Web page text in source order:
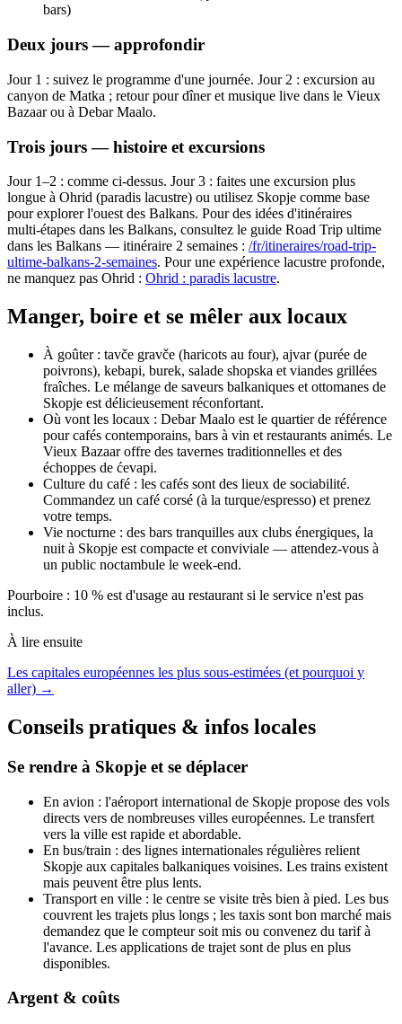
bars)
Deux jours — approfondir
Jour 1 : suivez le programme d'une journée. Jour 2 : excursion au
canyon de Matka ; retour pour dîner et musique live dans le Vieux
Bazaar ou à Debar Maalo.
Trois jours — histoire et excursions
Jour 1–2 : comme ci‑dessus. Jour 3 : faites une excursion plus
longue à Ohrid (paradis lacustre) ou utilisez Skopje comme base
pour explorer l'ouest des Balkans. Pour des idées d'itinéraires
multi‑étapes dans les Balkans, consultez le guide Road Trip ultime
dans les Balkans — itinéraire 2 semaines : /fr/itineraires/road-trip-
ultime-balkans-2-semaines. Pour une expérience lacustre profonde,
ne manquez pas Ohrid : Ohrid : paradis lacustre.
Manger, boire et se mêler aux locaux
À goûter : tavče gravče (haricots au four), ajvar (purée de
poivrons), kebapi, burek, salade shopska et viandes grillées
fraîches. Le mélange de saveurs balkaniques et ottomanes de
Skopje est délicieusement réconfortant.
Où vont les locaux : Debar Maalo est le quartier de référence
pour cafés contemporains, bars à vin et restaurants animés. Le
Vieux Bazaar offre des tavernes traditionnelles et des
échoppes de ćevapi.
Culture du café : les cafés sont des lieux de sociabilité.
Commandez un café corsé (à la turque/espresso) et prenez
votre temps.
Vie nocturne : des bars tranquilles aux clubs énergiques, la
nuit à Skopje est compacte et conviviale — attendez‑vous à
un public noctambule le week‑end.
Pourboire : 10 % est d'usage au restaurant si le service n'est pas
inclus.
À lire ensuite
Les capitales européennes les plus sous-estimées (et pourquoi y
aller) →
Conseils pratiques & infos locales
Se rendre à Skopje et se déplacer
En avion : l'aéroport international de Skopje propose des vols
directs vers de nombreuses villes européennes. Le transfert
vers la ville est rapide et abordable.
En bus/train : des lignes internationales régulières relient
Skopje aux capitales balkaniques voisines. Les trains existent
mais peuvent être plus lents.
Transport en ville : le centre se visite très bien à pied. Les bus
couvrent les trajets plus longs ; les taxis sont bon marché mais
demandez que le compteur soit mis ou convenez du tarif à
l'avance. Les applications de trajet sont de plus en plus
disponibles.
Argent & coûts